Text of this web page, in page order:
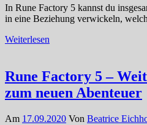
In Rune Factory 5 kannst du
in eine Beziehung verwickeln,
Weiterlesen
Rune Factory 5 –
zum neuen Abenteuer
Am 17.09.2020 Von Beatrice